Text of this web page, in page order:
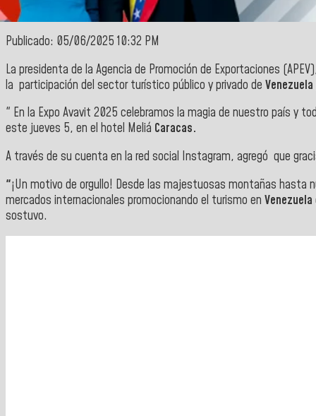
Publicado: 05/06/2025 10:32 PM
La presidenta de la Agencia de Promoción de Exportaciones
la participación del sector turístico público y privado de Venezuela
" En la Expo Avavit 2025 celebramos la magia de nuestro país y
este jueves 5, en el hotel Meliá Caracas.
A través de su cuenta en la red social Instagram, agregó que g
"¡Un motivo de orgullo! Desde las majestuosas montañas
mercados internacionales promocionando el turismo en Venezuela
sostuvo.